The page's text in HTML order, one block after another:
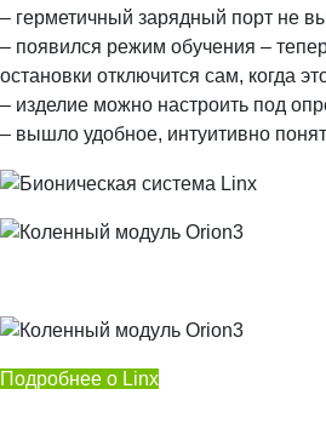
– герметичный зарядный порт не
– появился режим обучения –
остановки отключится сам, когда
– изделие можно настроить под
– вышло удобное, интуитивно
Подробнее о Linx